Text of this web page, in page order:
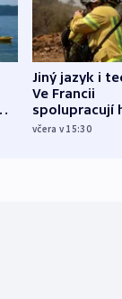
Jiný jazyk i
Ve Francii
spolupracují
různých zemí
včera v 15:30